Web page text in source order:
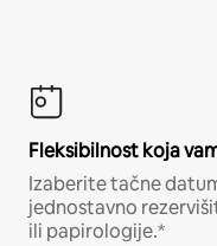
Fleksibilnost koja
Izaberite tačne
jednostavno
ili papirologije.*